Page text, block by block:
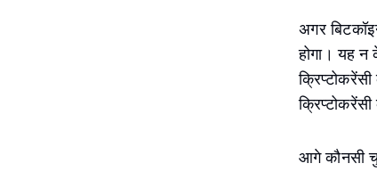
अगर
होगा। यह न
आगे कौनसी